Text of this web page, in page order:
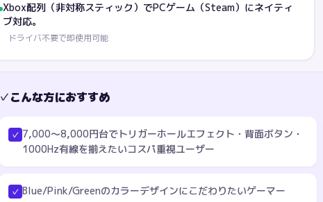
Xbox配列（非対称スティック）でPCゲーム（Steam）にネイティ
ブ対応。
ドライバ不要で即使用可能
✓こんな方におすすめ
✓ 7,000〜8,000円台でトリガーホールエフェクト・背面ボタン・
1000Hz有線を揃えたいコスパ重視ユーザー
✓ Blue/Pink/Greenのカラーデザインにこだわりたいゲーマー